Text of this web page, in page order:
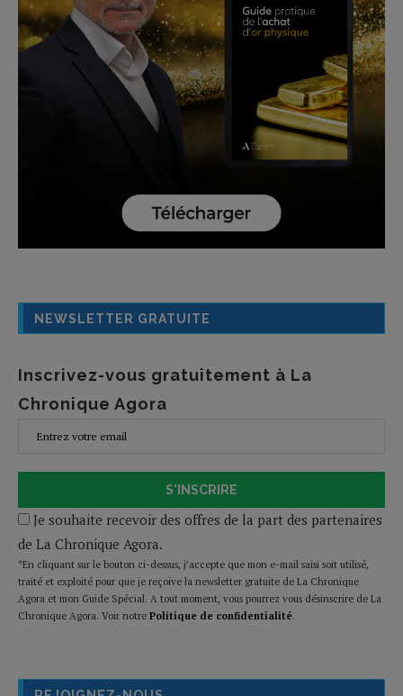
NEWSLETTER GRATUITE
Inscrivez-vous gratuitement à La
Chronique Agora
S'INSCRIRE
Je souhaite recevoir des offres de la part des partenaires
de La Chronique Agora.
*En cliquant sur le bouton ci-dessus, j’accepte que mon e-mail saisi soit utilisé,
traité et exploité pour que je reçoive la newsletter gratuite de La Chronique
Agora et mon Guide Spécial. A tout moment, vous pourrez vous désinscrire de La
Chronique Agora. Voir notre Politique de confidentialité.